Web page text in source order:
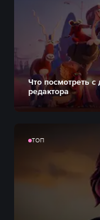
Что посмотреть
редактора
ТОП